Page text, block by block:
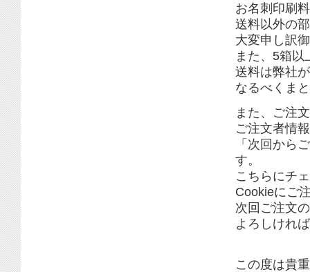
お名刺印刷
送料以外の
大変申し訳
また、5箱以
送料は弊社
なるべくま
また、ご注
ご注文者情
「次回から
す。
こちらにチ
Cookieにご
次回ご注文
よろしけれ
この度は貴